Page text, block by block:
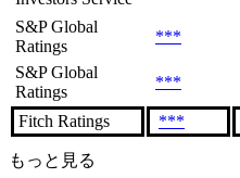
S&P Global
Ratings
***
S&P Global
Ratings
***
Fitch Ratings ***
もっと見る